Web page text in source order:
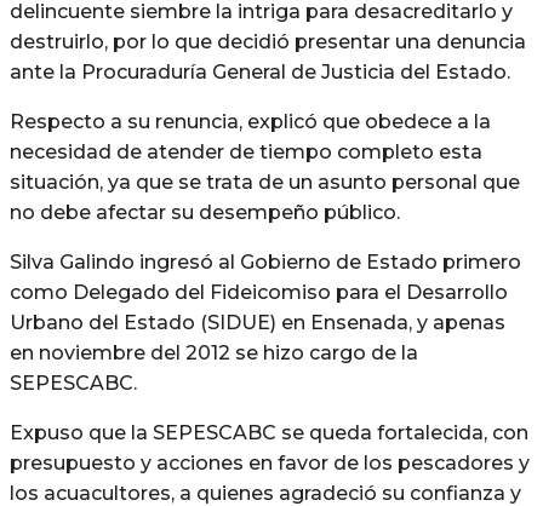
delincuente siembre la intriga para desacreditarlo y
destruirlo, por lo que decidió presentar una denuncia
ante la Procuraduría General de Justicia del Estado.
Respecto a su renuncia, explicó que obedece a la
necesidad de atender de tiempo completo esta
situación, ya que se trata de un asunto personal que
no debe afectar su desempeño público.
Silva Galindo ingresó al Gobierno de Estado primero
como Delegado del Fideicomiso para el Desarrollo
Urbano del Estado (SIDUE) en Ensenada, y apenas
en noviembre del 2012 se hizo cargo de la
SEPESCABC.
Expuso que la SEPESCABC se queda fortalecida, con
presupuesto y acciones en favor de los pescadores y
los acuacultores, a quienes agradeció su confianza y